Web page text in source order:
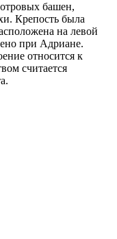
башен,
Крепость была
на левой
при Адриане.
относится к
считается